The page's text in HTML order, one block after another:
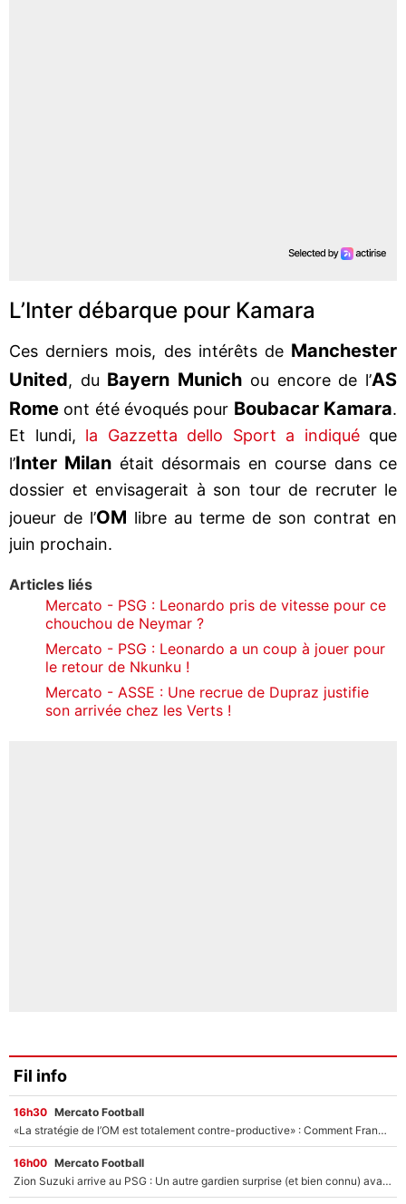
L’Inter débarque pour Kamara
Ces derniers mois, des intérêts de Manchester
United, du Bayern Munich ou encore de l’AS
Rome ont été évoqués pour Boubacar Kamara.
Et lundi, la Gazzetta dello Sport a indiquéque
l’Inter Milan était désormais en course dans ce
dossier et envisagerait à son tour de recruter le
joueur de l’OM libre au terme de son contrat en
juin prochain.
Articles liés
Mercato - PSG : Leonardo pris de vitesse pour ce
chouchou de Neymar ?
Mercato - PSG : Leonardo a un coup à jouer pour
le retour de Nkunku !
Mercato - ASSE : Une recrue de Dupraz justifie
son arrivée chez les Verts !
Fil info
16h30 Mercato Football
«La stratégie de l’OM est totalement contre-productive» : Comment Frank McCourt vient plomber les plans de Grégory Lorenzi dans ce mercato
16h00 Mercato Football
Zion Suzuki arrive au PSG : Un autre gardien surprise (et bien connu) avait été imaginé par Luis Campos !